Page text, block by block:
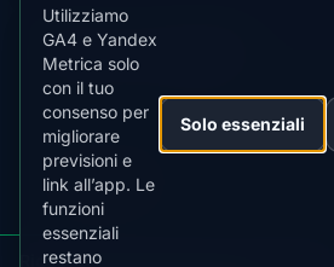
Esch-sur-Alzette
Southern city with rare northern
STATO ATTUALE
Improbabile
Utilizziamo
GA4 e Yandex
Metrica solo
con il tuo
consenso per
migliorare
previsioni e
link all’app. Le
funzioni
essenziali
restano
Solo essenziali
Ricevi avvisi aurora per Lussemburgo